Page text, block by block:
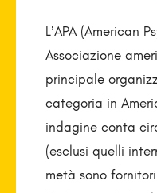
L’APA (American
Associazione
principale
categoria in
indagine conta
(esclusi quelli
metà sono